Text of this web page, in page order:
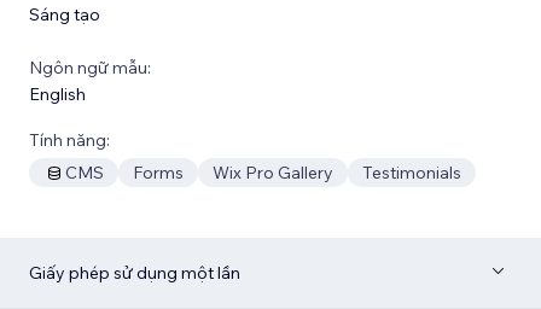
Sáng tạo
Ngôn ngữ mẫu:
English
Tính năng:
CMS
Forms Wix Pro Gallery Testimonials
Giấy phép sử dụng một lần